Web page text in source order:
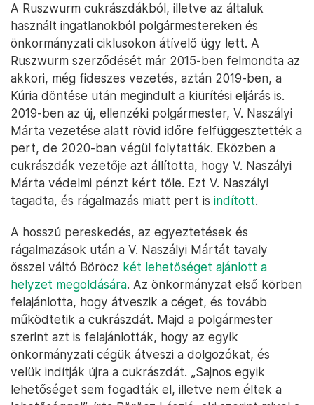
A Ruszwurm cukrászdákból, illetve az általuk
használt ingatlanokból polgármestereken és
önkormányzati ciklusokon átívelő ügy lett. A
Ruszwurm szerződését már 2015-ben felmondta az
akkori, még fideszes vezetés, aztán 2019-ben, a
Kúria döntése után megindult a kiürítési eljárás is.
2019-ben az új, ellenzéki polgármester, V. Naszályi
Márta vezetése alatt rövid időre felfüggesztették a
pert, de 2020-ban végül folytatták. Eközben a
cukrászdák vezetője azt állította, hogy V. Naszályi
Márta védelmi pénzt kért tőle. Ezt V. Naszályi
tagadta, és rágalmazás miatt pert is indított.
A hosszú pereskedés, az egyeztetések és
rágalmazások után a V. Naszályi Mártát tavaly
ősszel váltó Böröcz két lehetőséget ajánlott a
helyzet megoldására. Az önkormányzat első körben
felajánlotta, hogy átveszik a céget, és tovább
működtetik a cukrászdát. Majd a polgármester
szerint azt is felajánlották, hogy az egyik
önkormányzati cégük átveszi a dolgozókat, és
velük indítják újra a cukrászdát. „Sajnos egyik
lehetőséget sem fogadták el, illetve nem éltek a